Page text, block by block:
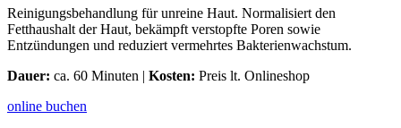
Reinigungsbehandlung für unreine Haut. Normalisiert den
Fetthaushalt der Haut, bekämpft verstopfte Poren sowie
Entzündungen und reduziert vermehrtes Bakterienwachstum.
Dauer: ca. 60 Minuten | Kosten: Preis lt. Onlineshop
online buchen